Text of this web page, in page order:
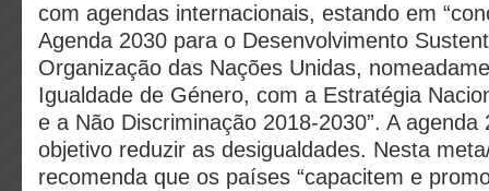
com agendas internacionais, estando em
Agenda 2030 para o Desenvolvimento
Organização das Nações Unidas,
Igualdade de Género, com a Estratégia
e a Não Discriminação 2018-2030”. A agenda
objetivo reduzir as desigualdades. Nesta
recomenda que os países “capacitem e